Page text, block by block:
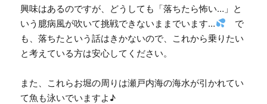
興味はあるのですが、どうしても「落ちたら怖い…」と
いう臆病風が吹いて挑戦できないままでいます…
で
も、落ちたという話はきかないので、これから乗りたい
と考えている方は安心してください。
また、これらお堀の周りは瀬戸内海の海水が引かれてい
て魚も泳いでいますよ♪